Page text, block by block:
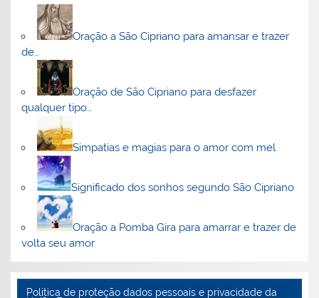
Oração a São Cipriano para amansar e trazer
de…
Oração de São Cipriano para desfazer
qualquer tipo…
Simpatias e magias para o amor com mel
Significado dos sonhos segundo São Cipriano
Oração a Pomba Gira para amarrar e trazer de
volta seu amor
Politica de proteção dados pessoais e privacidade da